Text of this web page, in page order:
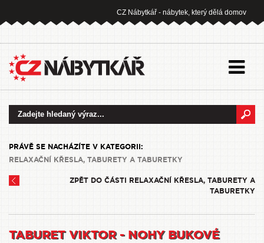
CZ Nábytkář - nábytek, který dělá domov
PRÁVĚ SE NACHÁZÍTE V KATEGORII:
RELAXAČNÍ KŘESLA, TABURETY A TABURETKY
ZPĚT DO ČÁSTI RELAXAČNÍ KŘESLA, TABURETY A
TABURETKY
TABURET VIKTOR - NOHY BUKOVÉ